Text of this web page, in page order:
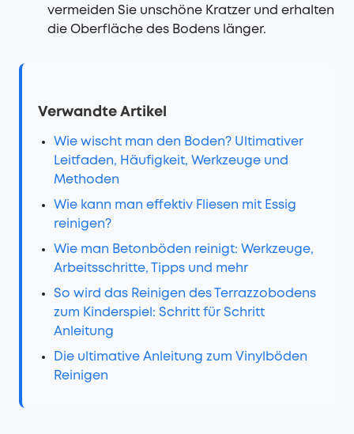
vermeiden Sie unschöne Kratzer und erhalten
die Oberfläche des Bodens länger.
Verwandte Artikel
Wie wischt man den Boden? Ultimativer
Leitfaden, Häufigkeit, Werkzeuge und
Methoden
Wie kann man effektiv Fliesen mit Essig
reinigen?
Wie man Betonböden reinigt: Werkzeuge,
Arbeitsschritte, Tipps und mehr
So wird das Reinigen des Terrazzobodens
zum Kinderspiel: Schritt für Schritt
Anleitung
Die ultimative Anleitung zum Vinylböden
Reinigen